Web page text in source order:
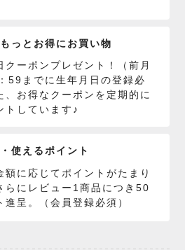
っとお得にお買い物
クーポンプレゼント！（前月
59までに生年月日の登録必
、お得なクーポンを定期的に
トしています♪
使えるポイント
額に応じてポイントがたまり
らにレビュー1商品につき50
進呈。（会員登録必須）